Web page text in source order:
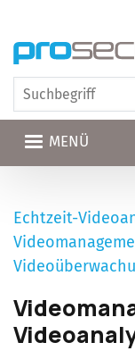
MENÜ
Echtzeit-